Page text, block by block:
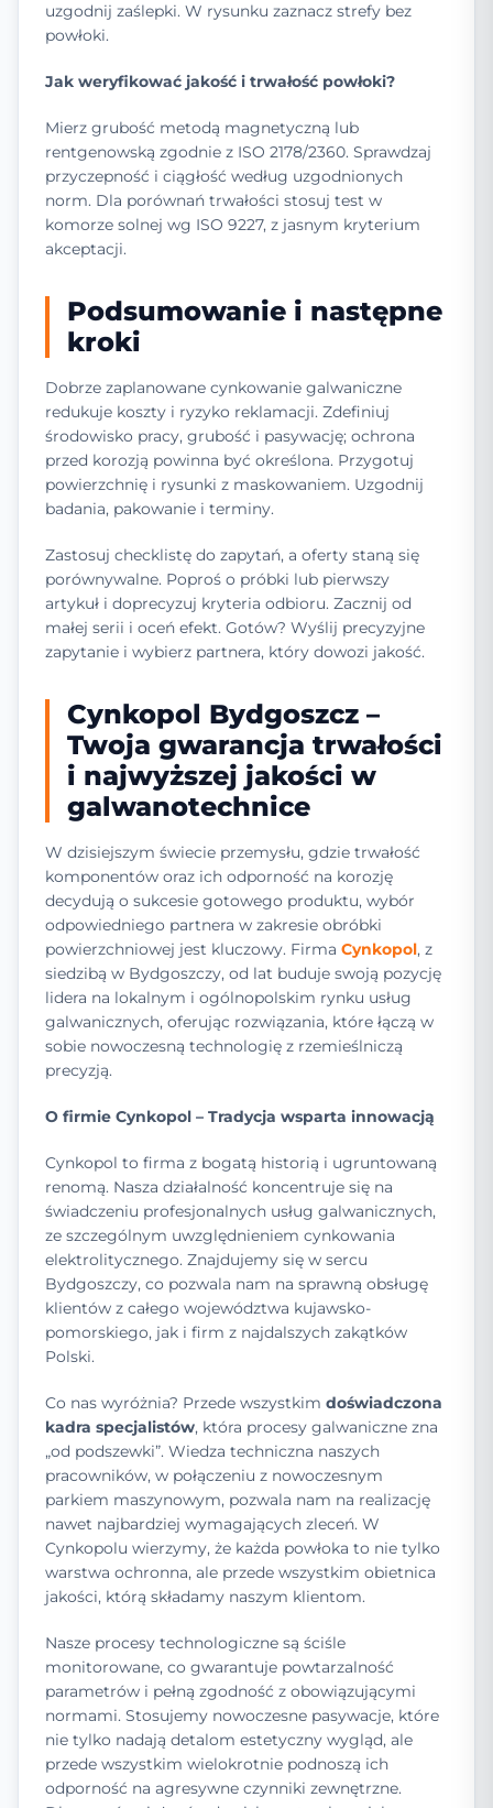
uzgodnij zaślepki. W rysunku zaznacz strefy bez
powłoki.
Jak weryfikować jakość i trwałość powłoki?
Mierz grubość metodą magnetyczną lub
rentgenowską zgodnie z ISO 2178/2360. Sprawdzaj
przyczepność i ciągłość według uzgodnionych
norm. Dla porównań trwałości stosuj test w
komorze solnej wg ISO 9227, z jasnym kryterium
akceptacji.
Podsumowanie i następne
kroki
Dobrze zaplanowane cynkowanie galwaniczne
redukuje koszty i ryzyko reklamacji. Zdefiniuj
środowisko pracy, grubość i pasywację; ochrona
przed korozją powinna być określona. Przygotuj
powierzchnię i rysunki z maskowaniem. Uzgodnij
badania, pakowanie i terminy.
Zastosuj checklistę do zapytań, a oferty staną się
porównywalne. Poproś o próbki lub pierwszy
artykuł i doprecyzuj kryteria odbioru. Zacznij od
małej serii i oceń efekt. Gotów? Wyślij precyzyjne
zapytanie i wybierz partnera, który dowozi jakość.
Cynkopol Bydgoszcz –
Twoja gwarancja trwałości
i najwyższej jakości w
galwanotechnice
W dzisiejszym świecie przemysłu, gdzie trwałość
komponentów oraz ich odporność na korozję
decydują o sukcesie gotowego produktu, wybór
odpowiedniego partnera w zakresie obróbki
powierzchniowej jest kluczowy. Firma Cynkopol, z
siedzibą w Bydgoszczy, od lat buduje swoją pozycję
lidera na lokalnym i ogólnopolskim rynku usług
galwanicznych, oferując rozwiązania, które łączą w
sobie nowoczesną technologię z rzemieślniczą
precyzją.
O firmie Cynkopol – Tradycja wsparta innowacją
Cynkopol to firma z bogatą historią i ugruntowaną
renomą. Nasza działalność koncentruje się na
świadczeniu profesjonalnych usług galwanicznych,
ze szczególnym uwzględnieniem cynkowania
elektrolitycznego. Znajdujemy się w sercu
Bydgoszczy, co pozwala nam na sprawną obsługę
klientów z całego województwa kujawsko-
pomorskiego, jak i firm z najdalszych zakątków
Polski.
Co nas wyróżnia? Przede wszystkim doświadczona
kadra specjalistów, która procesy galwaniczne zna
„od podszewki”. Wiedza techniczna naszych
pracowników, w połączeniu z nowoczesnym
parkiem maszynowym, pozwala nam na realizację
nawet najbardziej wymagających zleceń. W
Cynkopolu wierzymy, że każda powłoka to nie tylko
warstwa ochronna, ale przede wszystkim obietnica
jakości, którą składamy naszym klientom.
Nasze procesy technologiczne są ściśle
monitorowane, co gwarantuje powtarzalność
parametrów i pełną zgodność z obowiązującymi
normami. Stosujemy nowoczesne pasywacje, które
nie tylko nadają detalom estetyczny wygląd, ale
przede wszystkim wielokrotnie podnoszą ich
odporność na agresywne czynniki zewnętrzne.